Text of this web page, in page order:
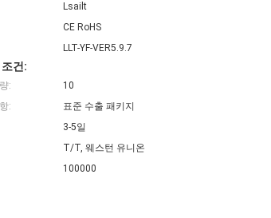
Lsailt
CE RoHS
LLT-YF-VER5.9.7
건:
:
10
:
표준 수출 패키지
3-5일
T/T, 웨스턴 유니온
100000